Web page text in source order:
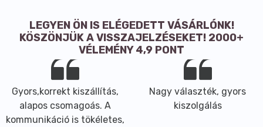
A kollagén és az elasztin szerkezeti fehérjék, ezért az
ilyen típusú készítményekben gyakran együtt
jelennek meg. A folyékony formula a mindennapi
használatban kényelmes megoldást kínálhat,
különösen akkor, ha a felhasználó előre kimért,
könnyen fogyasztható kollagén készítményt keres. A
csipkebogyó és az Aloe vera növényi eredetű
kiegészítő összetevőként egészítik ki a formulát.
LEGYEN ÖN IS ELÉGEDETT VÁSÁRLÓNK!
KÖSZÖNJÜK A VISSZAJELZÉSEKET! 2000+
VÉLEMÉNY 4,9 PONT
Gyors,korrekt kiszállítás,
alapos csomagoás. A
kommunikáció is tökéletes,
Nagy választék, gyors
kiszolgálás